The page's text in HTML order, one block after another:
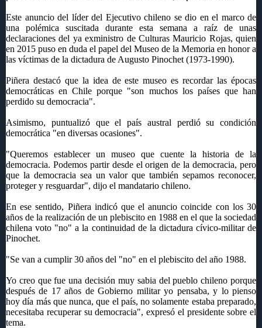
Este anuncio del líder del Ejecutivo chileno se dio en el marco de
una polémica suscitada durante esta semana a raíz de unas
declaraciones del ya exministro de Culturas Mauricio Rojas, quien
en 2015 puso en duda el papel del Museo de la Memoria en honor a
las víctimas de la dictadura de Augusto Pinochet (1973-1990).
Piñera destacó que la idea de este museo es recordar las épocas
democráticas en Chile porque "son muchos los países que han
perdido su democracia".
Asimismo, puntualizó que el país austral perdió su condición
democrática "en diversas ocasiones".
"Queremos establecer un museo que cuente la historia de la
democracia. Podemos partir desde el origen de la democracia, pero
que la democracia sea un valor que también sepamos reconocer,
proteger y resguardar", dijo el mandatario chileno.
En ese sentido, Piñera indicó que el anuncio coincide con los 30
años de la realización de un plebiscito en 1988 en el que la sociedad
chilena voto "no" a la continuidad de la dictadura cívico-militar de
Pinochet.
"Se van a cumplir 30 años del "no" en el plebiscito del año 1988.
Yo creo que fue una decisión muy sabia del pueblo chileno porque
después de 17 años de Gobierno militar yo pensaba, y lo pienso
hoy día más que nunca, que el país, no solamente estaba preparado,
necesitaba recuperar su democracia", expresó el presidente sobre el
tema.